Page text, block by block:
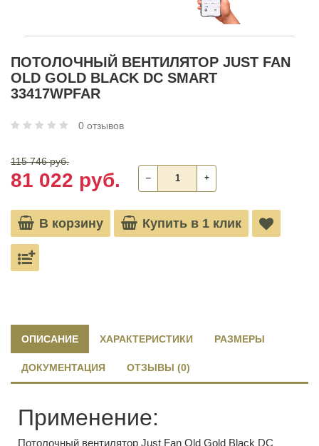
ПОТОЛОЧНЫЙ ВЕНТИЛЯТОР JUST FAN
OLD GOLD BLACK DC SMART
33417WPFAR
0 отзывов
115 746 руб.
81 022 руб. ‒ +
В корзину Купить в 1 клик
ОПИСАНИЕ ХАРАКТЕРИСТИКИ РАЗМЕРЫ
ДОКУМЕНТАЦИЯ ОТЗЫВЫ (0)
Применение:
Потолочный вентилятор Just Fan Old Gold Black DC